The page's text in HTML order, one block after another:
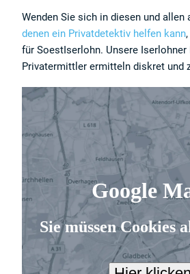
Wenden Sie sich in diesen und allen
denen ein Privatdetektiv helfen kann
für SoestIserlohn. Unsere Iserlohner
Privatermittler ermitteln diskret und